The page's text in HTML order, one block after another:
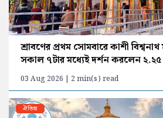
শ্রাবণের প্রথম সোমবারে কাশী
সকাল ৭টার মধ্যেই দর্শন করলেন ২.২৫
03 Aug 2026 | 2 min(s) read
ঐতিহ্য